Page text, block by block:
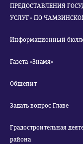
ПРЕДОСТАВЛЕНИЯ
УСЛУГ» ПО
Информационный
Газета «Знамя»
Общепит
Задать вопрос Главе
Градостроительная
района